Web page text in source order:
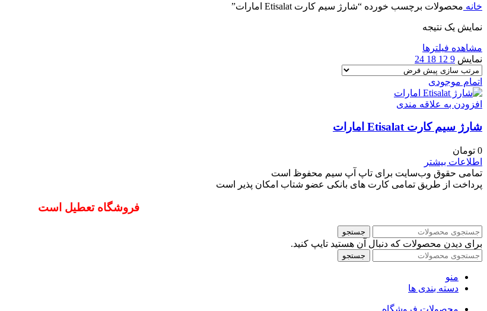
خانه محصولات برچسب خورده “شارژ سیم کارت Etisalat امارات”
نمایش یک نتیجه
مشاهده فیلترها
نمایش 9
12
18
24
اتمام موجودی
افزودن به علاقه مندی
شارژ سیم کارت Etisalat امارات
0 تومان
اطلاعات بیشتر
تمامی حقوق وب‌سایت برای تاپ آپ سیم محفوظ است
پرداخت از طریق تمامی کارت های بانکی عضو شتاب امکان پذیر است
فروشگاه تعطیل است
جستجو
برای دیدن محصولات که دنبال آن هستید تایپ کنید.
جستجو
منو
دسته بندی ها
محصولات فروشگاه